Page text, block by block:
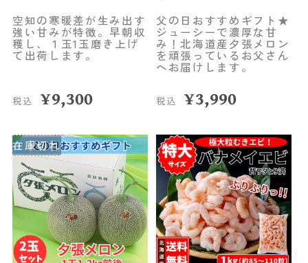
空知の寒暖差が生み出す
強い甘みが特徴。早朝収
穫し、１玉1玉磨き上げ
て出荷します。
税込 ¥9,300
父の日おすすめギフト★
ジューシーで濃厚な甘
み！北海道産夕張メロン
を頑張っているお父さん
へお届けします。
税込 ¥3,990
在庫切れ